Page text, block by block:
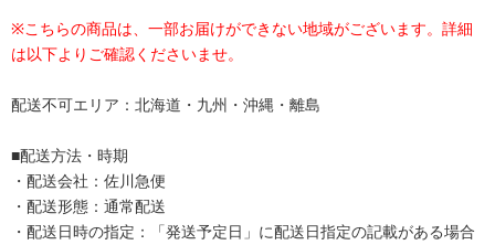
※こちらの商品は、一部お届けができない地域がございます。詳細
は以下よりご確認くださいませ。
配送不可エリア：北海道・九州・沖縄・離島
■配送方法・時期
・配送会社：佐川急便
・配送形態：通常配送
・配送日時の指定：「発送予定日」に配送日指定の記載がある場合